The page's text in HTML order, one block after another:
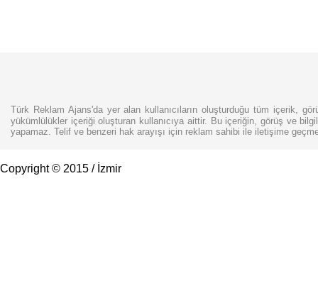
Türk Reklam Ajans'da yer alan kullanıcıların oluşturduğu tüm içerik,
yükümlülükler içeriği oluşturan kullanıcıya aittir. Bu içeriğin, görüş ve
yapamaz. Telif ve benzeri hak arayışı için reklam sahibi ile iletişime
Copyright © 2015 / İzmir